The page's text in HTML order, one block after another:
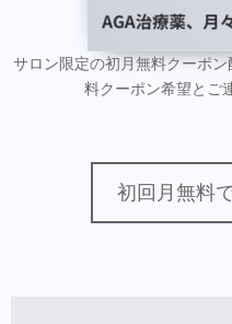
サロン限定の初月無料クーポ
料クーポン希望とご
初回月無料